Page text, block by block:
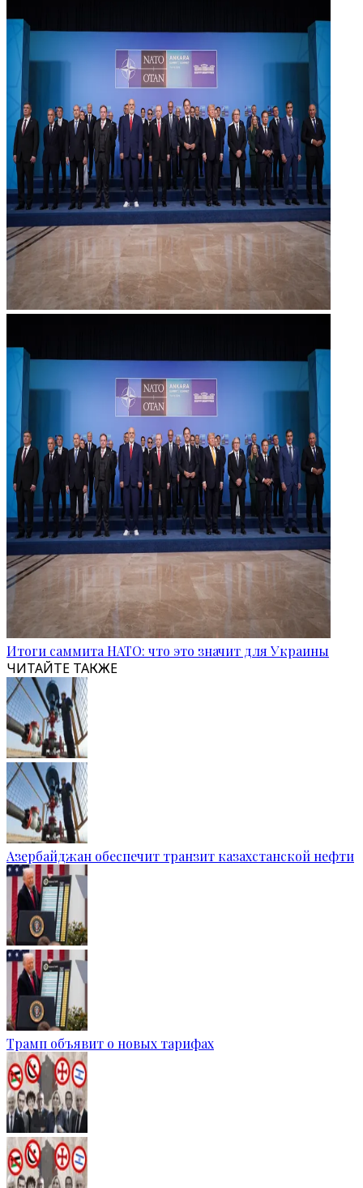
Итоги саммита НАТО: что это значит для Украины
ЧИТАЙТЕ ТАКЖЕ
Азербайджан обеспечит транзит казахстанской нефти
Трамп объявит о новых тарифах